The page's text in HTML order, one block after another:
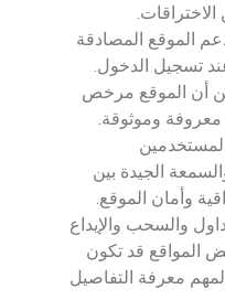
الموقع المصادقة
أن الموقع مرخص
وموثوقة.
الجيدة بين
وأمان الموقع.
والسحب والإيداع
المواقع قد تكون
معرفة التفاصيل